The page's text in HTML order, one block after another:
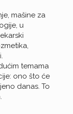
mašine za
u
temama
ono što će
danas. To